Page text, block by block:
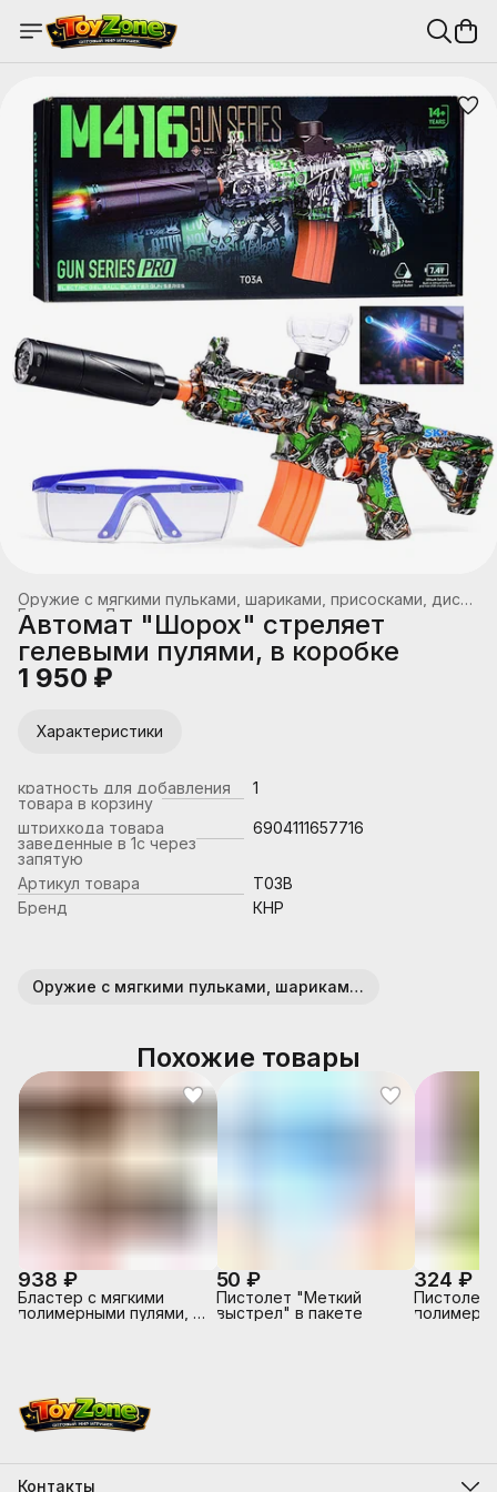
Оружие с мягкими пульками, шариками, присосками, дисками
Детское оружие
›
Главная
Автомат "Шорох" стреляет
гелевыми пулями, в коробке
1 950 ₽
Характеристики
кратность для добавления
товара в корзину
1
штрихкода товара
заведенные в 1с через
запятую
6904111657716
Артикул товара
T03B
Бренд
КНР
Оружие с мягкими пульками, шариками, присосками, дисками
Похожие товары
938 ₽
Бластер с мягкими
полимерными пулями, в
50 ₽
Пистолет "Меткий
выстрел" в пакете
324 ₽
Пистолет
Контакты